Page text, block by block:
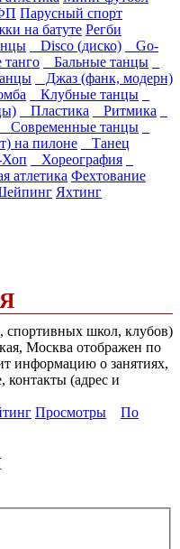
Парусный спорт
на батуте Регби
Disco (диско)
Go-
Бальные танцы
Джаз (фанк, модерн)
Клубные танцы
Пластика
Ритмика
Современные танцы
на пилоне
Танец
Хореография
атлетика Фехтование
Яхтинг
спортивных школ, клубов)
Москва отображен по
информацию о занятиях,
контакты (адрес и
Просмотры
По